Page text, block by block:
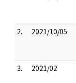
2. 2021/10/05
3. 2021/02